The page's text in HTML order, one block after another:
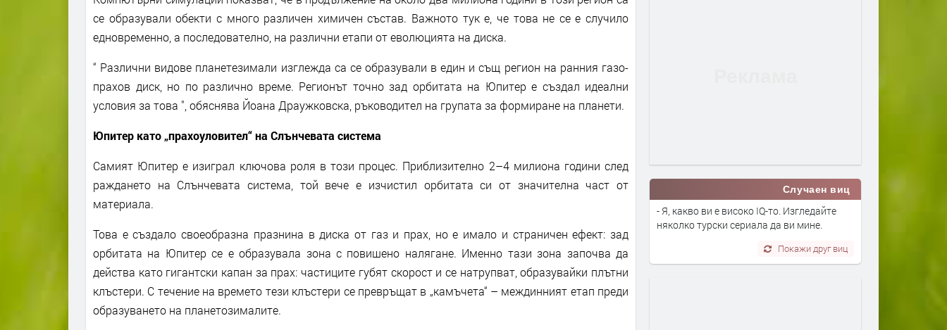
се образували обекти с много различен химичен състав. Важното тук е, че това не се е случило
едновременно, а последователно, на различни етапи от еволюцията на диска.
“ Различни видове планетезимали изглежда са се образували в един и същ регион на ранния газо-
прахов диск, но по различно време. Регионът точно зад орбитата на Юпитер е създал идеални
условия за това ", обяснява Йоана Драужковска, ръководител на групата за формиране на планети.
Юпитер като „прахоуловител“ на Слънчевата система
Самият Юпитер е изиграл ключова роля в този процес. Приблизително 2–4 милиона години след
раждането на Слънчевата система, той вече е изчистил орбитата си от значителна част от
материала.
Това е създало своеобразна празнина в диска от газ и прах, но е имало и страничен ефект: зад
орбитата на Юпитер се е образувала зона с повишено налягане. Именно тази зона започва да
действа като гигантски капан за прах: частиците губят скорост и се натрупват, образувайки плътни
клъстери. С течение на времето тези клъстери се превръщат в „камъчета“ – междинният етап преди
образуването на планетозималите.
Случаен виц
- Я, какво ви е високо IQ-то. Изгледайте
няколко турски сериала да ви мине.
Покажи друг виц